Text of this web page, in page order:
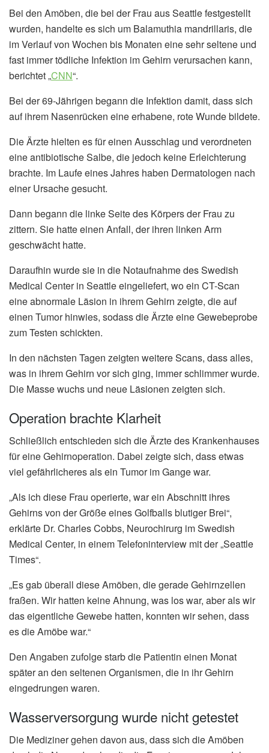
Bei den Amöben, die bei der Frau aus Seattle festgestellt
wurden, handelte es sich um Balamuthia mandrillaris, die
im Verlauf von Wochen bis Monaten eine sehr seltene und
fast immer tödliche Infektion im Gehirn verursachen kann,
berichtet „CNN“.
Bei der 69-Jährigen begann die Infektion damit, dass sich
auf ihrem Nasenrücken eine erhabene, rote Wunde bildete.
Die Ärzte hielten es für einen Ausschlag und verordneten
eine antibiotische Salbe, die jedoch keine Erleichterung
brachte. Im Laufe eines Jahres haben Dermatologen nach
einer Ursache gesucht.
Dann begann die linke Seite des Körpers der Frau zu
zittern. Sie hatte einen Anfall, der ihren linken Arm
geschwächt hatte.
Daraufhin wurde sie in die Notaufnahme des Swedish
Medical Center in Seattle eingeliefert, wo ein CT-Scan
eine abnormale Läsion in ihrem Gehirn zeigte, die auf
einen Tumor hinwies, sodass die Ärzte eine Gewebeprobe
zum Testen schickten.
In den nächsten Tagen zeigten weitere Scans, dass alles,
was in ihrem Gehirn vor sich ging, immer schlimmer wurde.
Die Masse wuchs und neue Läsionen zeigten sich.
Operation brachte Klarheit
Schließlich entschieden sich die Ärzte des Krankenhauses
für eine Gehirnoperation. Dabei zeigte sich, dass etwas
viel gefährlicheres als ein Tumor im Gange war.
„Als ich diese Frau operierte, war ein Abschnitt ihres
Gehirns von der Größe eines Golfballs blutiger Brei“,
erklärte Dr. Charles Cobbs, Neurochirurg im Swedish
Medical Center, in einem Telefoninterview mit der „Seattle
Times“.
„Es gab überall diese Amöben, die gerade Gehirnzellen
fraßen. Wir hatten keine Ahnung, was los war, aber als wir
das eigentliche Gewebe hatten, konnten wir sehen, dass
es die Amöbe war.“
Den Angaben zufolge starb die Patientin einen Monat
später an den seltenen Organismen, die in ihr Gehirn
eingedrungen waren.
Wasserversorgung wurde nicht getestet
Die Mediziner gehen davon aus, dass sich die Amöben